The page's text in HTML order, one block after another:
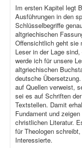
Im ersten Kapitel legt
Ausführungen in den
Schlüsselbegriffe
altgriechischen
Offensichtlich geht sie
Leser in der Lage
werde ich für unsere
altgriechischen
deutsche
auf Quellen verweist,
sei es auf Schriften
Textstellen. Damit
Fundament und
christlichen Literatur.
für Theologen
Interessierte.